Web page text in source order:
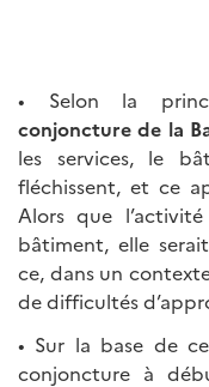
• Selon la
conjoncture de la
les services, le
fléchissent, et ce
Alors que
bâtiment, elle
ce, dans un
de difficultés
• Sur la base de
conjoncture à